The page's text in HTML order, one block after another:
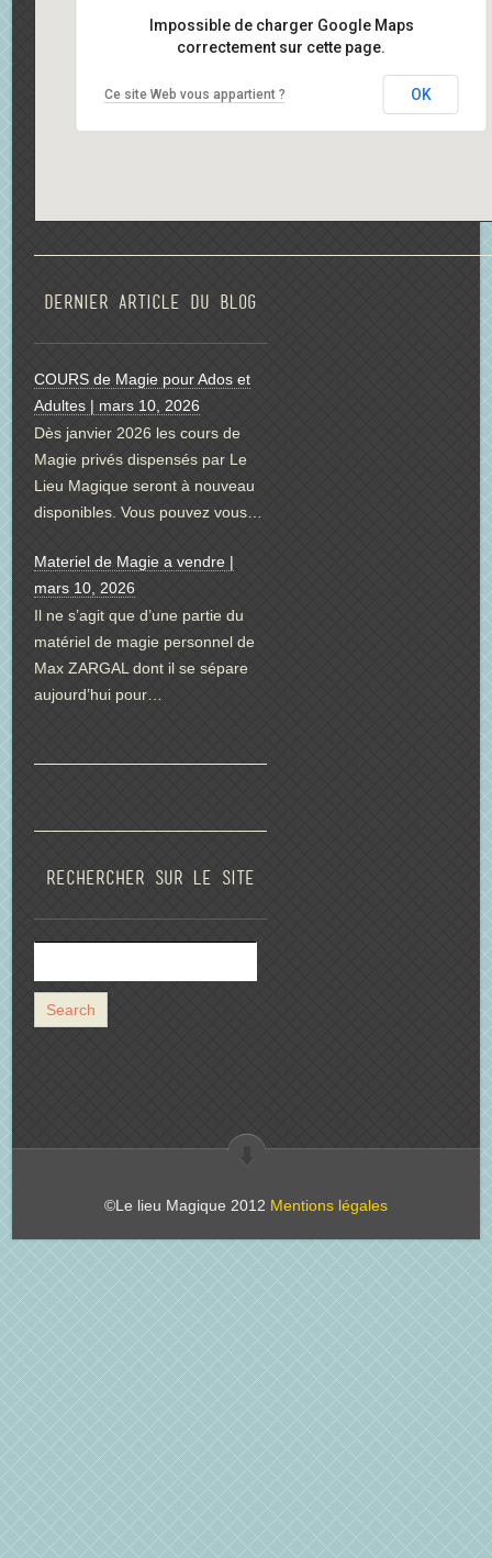
Impossible de charger Google Maps
correctement sur cette page.
Ce site Web vous appartient ? OK
Dernier article du blog
COURS de Magie pour Ados et
Adultes | mars 10, 2026
Dès janvier 2026 les cours de
Magie privés dispensés par Le
Lieu Magique seront à nouveau
disponibles. Vous pouvez vous…
Materiel de Magie a vendre |
mars 10, 2026
Il ne s’agit que d’une partie du
matériel de magie personnel de
Max ZARGAL dont il se sépare
aujourd’hui pour…
Rechercher sur le site
©Le lieu Magique 2012 Mentions légales